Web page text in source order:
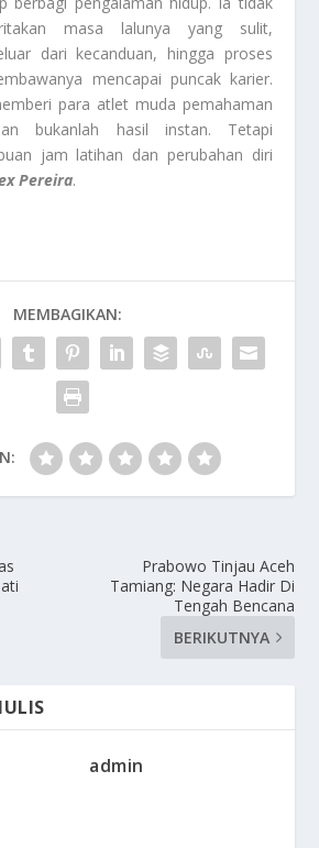
masa lalunya yang sulit,
dari kecanduan, hingga proses
mencapai puncak karier.
para atlet muda pemahaman
bukanlah hasil instan. Tetapi
jam latihan dan perubahan diri
Pereira.
MEMBAGIKAN:
Prabowo Tinjau Aceh
Tamiang: Negara Hadir Di
Tengah Bencana
BERIKUTNYA
admin